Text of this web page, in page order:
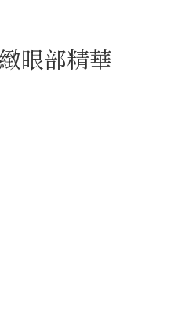
眼部精華